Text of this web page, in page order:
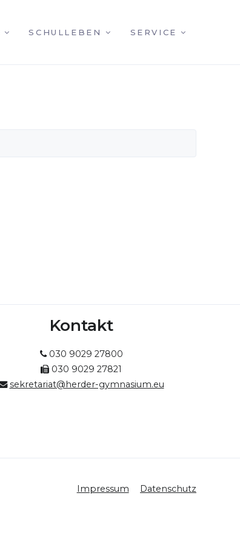
SCHULLEBEN SERVICE
Kontakt
030 9029 27800
030 9029 27821
sekretariat@herder-gymnasium.eu
Impressum Datenschutz